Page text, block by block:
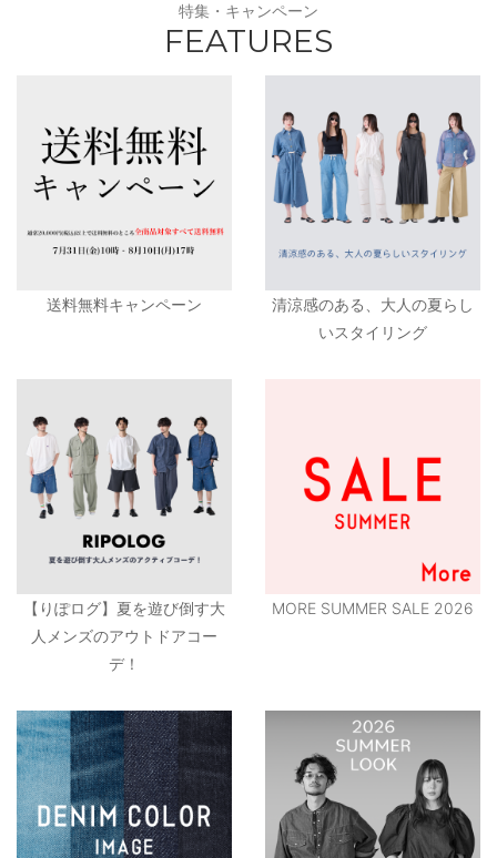
特集・キャンペーン
FEATURES
送料無料キャンペーン
清涼感のある、大人の夏らし
いスタイリング
【りぽログ】夏を遊び倒す大
人メンズのアウトドアコー
デ！
MORE SUMMER SALE 2026